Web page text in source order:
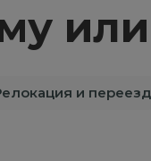
и переезд